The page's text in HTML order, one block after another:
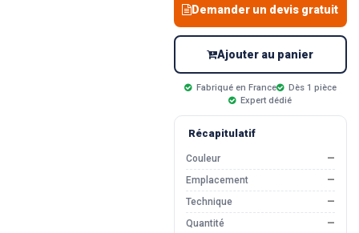
Demander un devis gratuit
Ajouter au panier
Fabriqué en France
Dès 1 pièce
Expert dédié
Récapitulatif
Couleur
—
Emplacement
—
Technique
—
Quantité
—